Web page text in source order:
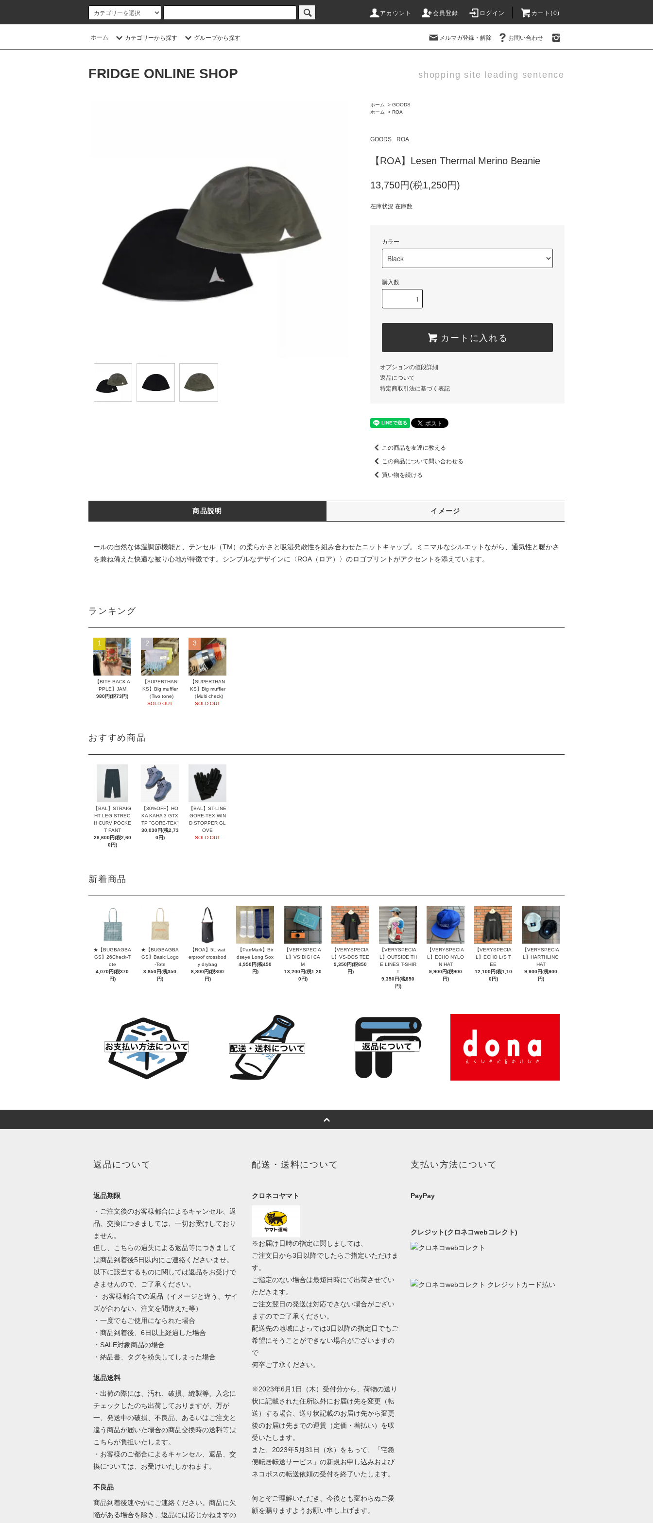
アカウント 会員登録 ログイン カート(0)
ホーム カテゴリーから探す グループから探す メルマガ登録・解除 お問い合わせ
FRIDGE ONLINE SHOP shopping site leading sentence
ホーム > GOODS
ホーム
> ROA
GOODS ROA
【ROA】Lesen Thermal Merino Beanie
13,750円(税1,250円)
在庫状況 在庫数
カラー
購入数
カートに入れる
オプションの値段詳細
返品について
特定商取引法に基づく表記
この商品を友達に教える
この商品について問い合わせる
買い物を続ける
商品説明 イメージ
ールの自然な体温調節機能と、テンセル（TM）の柔らかさと吸湿発散性を組み合わせたニットキャップ。ミニマルなシルエットながら、通気性と暖かさ
を兼ね備えた快適な被り心地が特徴です。シンプルなデザインに〈ROA（ロア）〉のロゴプリントがアクセントを添えています。
ランキング
1
【BITE BACK A
PPLE】JAM
980円(税73円)
2
【SUPERTHAN
KS】Big muffler
（Two tone)
SOLD OUT
3
【SUPERTHAN
KS】Big muffler
（Multi check)
SOLD OUT
おすすめ商品
【BAL】STRAIG
HT LEG STREC
H CURV POCKE
T PANT
28,600円(税2,60
0円)
【30%OFF】HO
KA KAHA 3 GTX
TP "GORE-TEX"
30,030円(税2,73
0円)
【BAL】ST-LINE
GORE-TEX WIN
D STOPPER GL
OVE
SOLD OUT
新着商品
★【BUGBAGBA
GS】26Check-T
ote
4,070円(税370
円)
★【BUGBAGBA
GS】Basic Logo
-Tote
3,850円(税350
円)
【ROA】5L wat
erproof crossbod
y drybag
8,800円(税800
円)
【ParrMark】Bir
dseye Long Sox
4,950円(税450
円)
【VERYSPECIA
L】VS DIGI CA
M
13,200円(税1,20
0円)
【VERYSPECIA
L】VS-DOS TEE
9,350円(税850
円)
【VERYSPECIA
L】OUTSIDE TH
E LINES T-SHIR
T
9,350円(税850
円)
【VERYSPECIA
L】ECHO NYLO
N HAT
9,900円(税900
円)
【VERYSPECIA
L】ECHO L/S T
EE
12,100円(税1,10
0円)
【VERYSPECIA
L】HARTHLING
HAT
9,900円(税900
円)
返品について
返品期限
・ご注文後のお客様都合によるキャンセル、返
品、交換につきましては、一切お受けしており
ません。
但し、こちらの過失による返品等につきまして
は商品到着後5日以内にご連絡くださいませ。
以下に該当するものに関しては返品をお受けで
きませんので、ご了承ください。
・ お客様都合での返品（イメージと違う、サイ
ズが合わない、注文を間違えた等）
・一度でもご使用になられた場合
・商品到着後、6日以上経過した場合
・SALE対象商品の場合
・納品書、タグを紛失してしまった場合
返品送料
・出荷の際には、汚れ、破損、縫製等、入念に
チェックしたのち出荷しておりますが、万が
一、発送中の破損、不良品、あるいはご注文と
違う商品が届いた場合の商品交換時の送料等は
こちらが負担いたします。
・お客様のご都合によるキャンセル、返品、交
換については、お受けいたしかねます。
不良品
商品到着後速やかにご連絡ください。商品に欠
陥がある場合を除き、返品には応じかねますの
配送・送料について
クロネコヤマト
※お届け日時の指定に関しましては、
ご注文日から3日以降でしたらご指定いただけま
す。
ご指定のない場合は最短日時にて出荷させてい
ただきます。
ご注文翌日の発送は対応できない場合がござい
ますのでご了承ください。
配送先の地域によっては3日以降の指定日でもご
希望にそうことができない場合がございますの
で
何卒ご了承ください。
※2023年6月1日（木）受付分から、荷物の送り
状に記載された住所以外にお届け先を変更（転
送）する場合、送り状記載のお届け先から変更
後のお届け先までの運賃（定価・着払い）を収
受いたします。
また、2023年5月31日（水）をもって、「宅急
便転居転送サービス」の新規お申し込みおよび
ネコポスの転送依頼の受付を終了いたします。
何とぞご理解いただき、今後とも変わらぬご愛
顧を賜りますようお願い申し上げます。
支払い方法について
PayPay
クレジット(クロネコwebコレクト)